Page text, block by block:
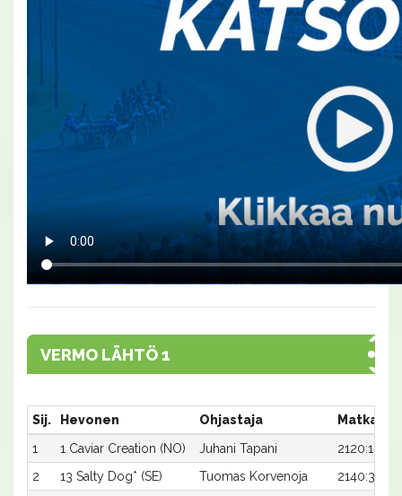
VERMO LÄHTÖ 1
Sij. Hevonen Ohjastaja
1
1 Caviar Creation (NO) Juhani Tapani
2120:1
2
13 Salty Dog* (SE) Tuomas Korvenoja
2140:3